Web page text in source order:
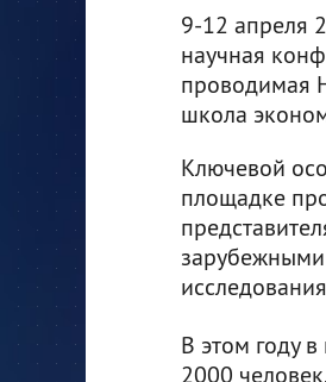
9-12 апреля
научная
проводимая
школа
Ключевой
площадке
зарубежными
В этом году
2000